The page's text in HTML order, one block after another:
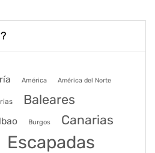
América América del Norte
Baleares
Burgos Canarias
Escapadas